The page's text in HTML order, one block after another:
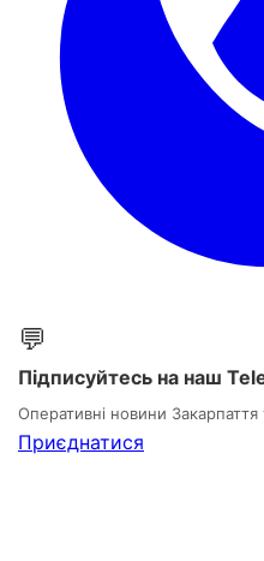
💬
Підписуйтесь на наш
Оперативні новини
Приєднатися